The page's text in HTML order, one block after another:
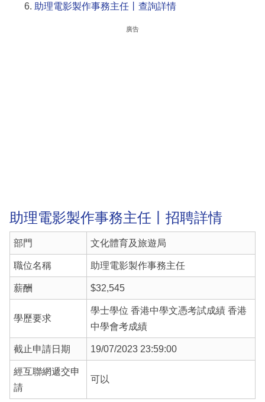
助理電影製作事務主任丨查詢詳情
廣告
助理電影製作事務主任丨招聘詳情
部門 文化體育及旅遊局
職位名稱 助理電影製作事務主任
薪酬 $32,545
學歷要求
學士學位 香港中學文憑考試成績 香港
中學會考成績
截止申請日期 19/07/2023 23:59:00
經互聯網遞交申
請
可以